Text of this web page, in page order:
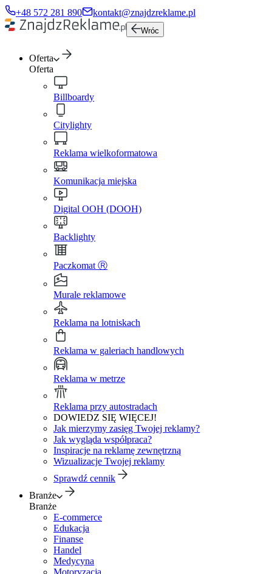
+48 572 281 890 kontakt@znajdzreklame.pl
Wróc
Oferta
Oferta
Billboardy
Citylighty
Reklama wielkoformatowa
Komunikacja miejska
Digital OOH (DOOH)
Backlighty
Paczkomat Ⓡ
Murale reklamowe
Reklama na lotniskach
Reklama w galeriach handlowych
Reklama w metrze
Reklama przy autostradach
DOWIEDZ SIĘ WIĘCEJ!
Jak mierzymy zasięg Twojej reklamy?
Jak wygląda współpraca?
Inspiracje na reklamę zewnętrzną
Wizualizacje Twojej reklamy
Sprawdź cennik
Branże
Branże
E-commerce
Edukacja
Finanse
Handel
Medycyna
Motoryzacja